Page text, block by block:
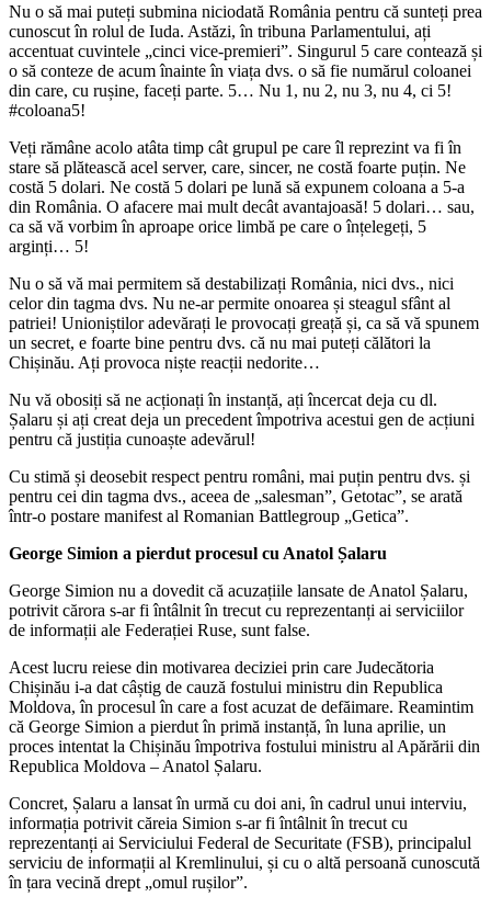
Nu o să mai puteți submina niciodată România pentru că sunteți prea
cunoscut în rolul de Iuda. Astăzi, în tribuna Parlamentului, ați
accentuat cuvintele „cinci vice-premieri”. Singurul 5 care contează și
o să conteze de acum înainte în viața dvs. o să fie numărul coloanei
din care, cu rușine, faceți parte. 5… Nu 1, nu 2, nu 3, nu 4, ci 5!
#coloana5!
Veți rămâne acolo atâta timp cât grupul pe care îl reprezint va fi în
stare să plătească acel server, care, sincer, ne costă foarte puțin. Ne
costă 5 dolari. Ne costă 5 dolari pe lună să expunem coloana a 5-a
din România. O afacere mai mult decât avantajoasă! 5 dolari… sau,
ca să vă vorbim în aproape orice limbă pe care o înțelegeți, 5
arginți… 5!
Nu o să vă mai permitem să destabilizați România, nici dvs., nici
celor din tagma dvs. Nu ne-ar permite onoarea și steagul sfânt al
patriei! Unioniștilor adevărați le provocați greață și, ca să vă spunem
un secret, e foarte bine pentru dvs. că nu mai puteți călători la
Chișinău. Ați provoca niște reacții nedorite…
Nu vă obosiți să ne acționați în instanță, ați încercat deja cu dl.
Șalaru și ați creat deja un precedent împotriva acestui gen de acțiuni
pentru că justiția cunoaște adevărul!
Cu stimă și deosebit respect pentru români, mai puțin pentru dvs. și
pentru cei din tagma dvs., aceea de „salesman”, Getotac”, se arată
într-o postare manifest al Romanian Battlegroup „Getica”.
George Simion a pierdut procesul cu Anatol Șalaru
George Simion nu a dovedit că acuzațiile lansate de Anatol Șalaru,
potrivit cărora s-ar fi întâlnit în trecut cu reprezentanți ai serviciilor
de informații ale Federației Ruse, sunt false.
Acest lucru reiese din motivarea deciziei prin care Judecătoria
Chișinău i-a dat câștig de cauză fostului ministru din Republica
Moldova, în procesul în care a fost acuzat de defăimare. Reamintim
că George Simion a pierdut în primă instanță, în luna aprilie, un
proces intentat la Chișinău împotriva fostului ministru al Apărării din
Republica Moldova – Anatol Șalaru.
Concret, Șalaru a lansat în urmă cu doi ani, în cadrul unui interviu,
informația potrivit căreia Simion s-ar fi întâlnit în trecut cu
reprezentanți ai Serviciului Federal de Securitate (FSB), principalul
serviciu de informații al Kremlinului, și cu o altă persoană cunoscută
în țara vecină drept „omul rușilor”.